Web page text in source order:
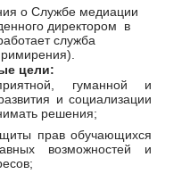
о Службе медиации
директором в
служба
цели:
гуманной и
и социализации
решения;
прав обучающихся
возможностей и